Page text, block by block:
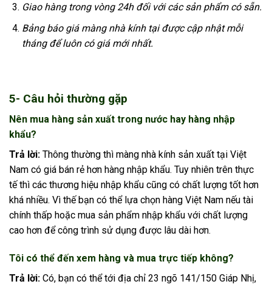
Giao hàng trong vòng 24h đối với các sản phẩm có sẵn.
Bảng báo giá màng nhà kính tại được cập nhật mỗi
tháng để luôn có giá mới nhất.
5- Câu hỏi thường gặp
Nên mua hàng sản xuất trong nước hay hàng nhập
khẩu?
Trả lời: Thông thường thì màng nhà kính sản xuất tại Việt
Nam có giá bán rẻ hơn hàng nhập khẩu. Tuy nhiên trên thực
tế thì các thương hiệu nhập khẩu cũng có chất lượng tốt hơn
khá nhiều. Vì thế bạn có thể lựa chọn hàng Việt Nam nếu tài
chính thấp hoặc mua sản phẩm nhập khẩu với chất lượng
cao hơn để công trình sử dụng được lâu dài hơn.
Tôi có thể đến xem hàng và mua trực tiếp không?
Trả lời: Có, bạn có thể tới địa chỉ 23 ngõ 141/150 Giáp Nhị,